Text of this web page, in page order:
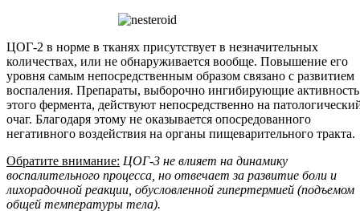
ЦОГ-2 в норме в тканях присутствует в незначительных
количествах, или не обнаруживается вообще. Повышение его
уровня самым непосредственным образом связано с развитием
воспаления. Препараты, выборочно ингибирующие активность
этого фермента, действуют непосредственно на
очаг. Благодаря этому не оказывается опосредованного
негативного воздействия на органы пищеварительного тракта.
Обратите внимание: ЦОГ-3 не влияет на динамику
воспалительного процесса, но отвечает за развитие боли и
лихорадочной реакции, обусловленной гипертермией (подъемом
общей температуры тела).